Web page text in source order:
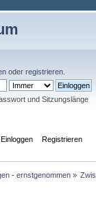
oderregistrieren
und Sitzungslänge
Einloggen Registrieren
- ernstgenommen»